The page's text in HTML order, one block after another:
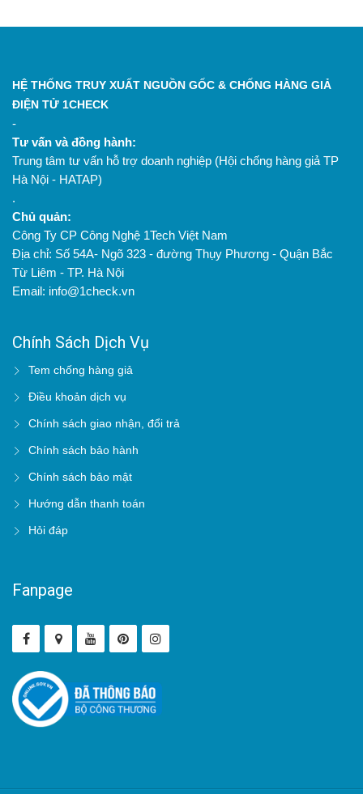
HỆ THỐNG TRUY XUẤT NGUỒN GỐC & CHỐNG HÀNG GIẢ
ĐIỆN TỬ 1CHECK
-
Tư vấn và đồng hành:
Trung tâm tư vấn hỗ trợ doanh nghiệp (Hội chống hàng giả TP
Hà Nội - HATAP)
.
Chủ quản:
Công Ty CP Công Nghệ 1Tech Việt Nam
Địa chỉ: Số 54A- Ngõ 323 - đường Thụy Phương - Quận Bắc
Từ Liêm - TP. Hà Nội
Email: info@1check.vn
Chính Sách Dịch Vụ
Tem chống hàng giả
Điều khoản dịch vụ
Chính sách giao nhận, đổi trả
Chính sách bảo hành
Chính sách bảo mật
Hướng dẫn thanh toán
Hỏi đáp
Fanpage